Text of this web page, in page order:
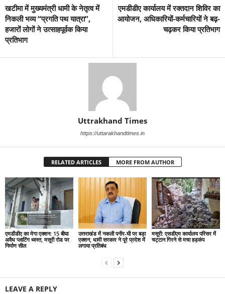
खटीमा में मुख्यमंत्री धामी के नेतृत्व में
निकली भव्य “प्रगति पथ यात्रा”,
हजारों लोगों ने उत्साहपूर्वक किया
प्रतिभाग
एमडीडीए कार्यालय में रक्तदान शिविर का
आयोजन, अधिकारियों-कर्मचारियों ने बढ़-
चढ़कर किया प्रतिभाग
Uttrakhand Times
https://uttarakhandtimes.in
RELATED ARTICLES MORE FROM AUTHOR
एमडीडीए का मेगा एक्शन: 15 बीघा
अवैध प्लाटिंग ध्वस्त, मसूरी रोड पर
निर्माण सील
उत्तराखंड में नकली पनीर-घी पर बड़ा
एक्शन, धामी सरकार ने पूरे प्रदेश में
लगाया प्रतिबंध
मसूरी: एसडीएम कार्यालय परिसर में
चट्टान गिरने से मचा हड़कंप
LEAVE A REPLY